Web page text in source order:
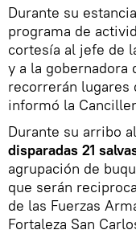
Durante su
programa de
cortesía al jefe de
y a la gobernadora
recorrerán
informó la
Durante su arribo
disparadas 21
agrupación de
que serán
de las Fuerzas
Fortaleza San